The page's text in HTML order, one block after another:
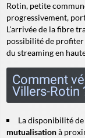
Rotin, petite
progressivement,
L'arrivée de la fibre
possibilité de profiter
du streaming en
Comment
Villers-Rotin
La disponibilité
mutualisationà